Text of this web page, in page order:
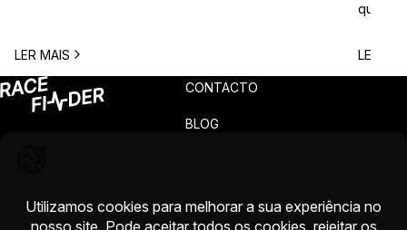
corredores: o que comer antes de uma corrida?
A […]
LER MAIS
quem
para
LER
CONTACTO
BLOG